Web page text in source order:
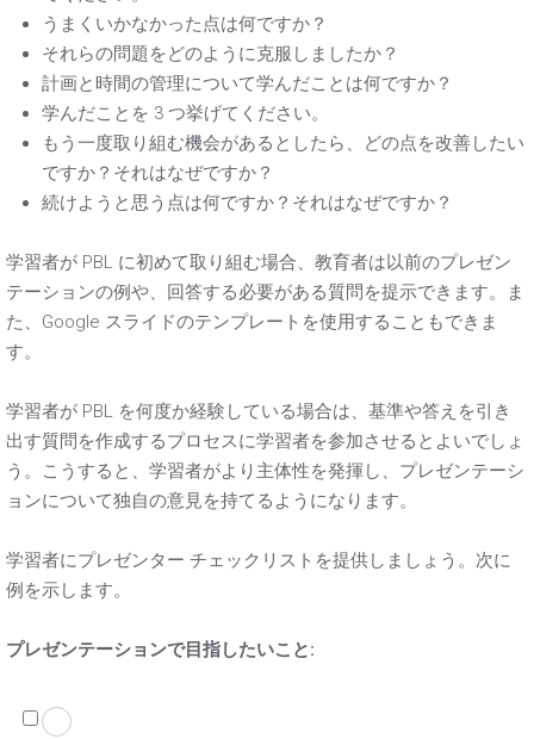
うまくいかなかった点は何ですか？
それらの問題をどのように克服しましたか？
計画と時間の管理について学んだことは何ですか？
学んだことを 3 つ挙げてください。
もう一度取り組む機会があるとしたら、どの点を改善したい
ですか？それはなぜですか？
続けようと思う点は何ですか？それはなぜですか？
学習者が PBL に初めて取り組む場合、教育者は以前のプレゼン
テーションの例や、回答する必要がある質問を提示できます。ま
た、Google スライドのテンプレートを使用することもできま
す。
学習者が PBL を何度か経験している場合は、基準や答えを引き
出す質問を作成するプロセスに学習者を参加させるとよいでしょ
う。こうすると、学習者がより主体性を発揮し、プレゼンテーシ
ョンについて独自の意見を持てるようになります。
学習者にプレゼンター チェックリストを提供しましょう。次に
例を示します。
プレゼンテーションで目指したいこと: